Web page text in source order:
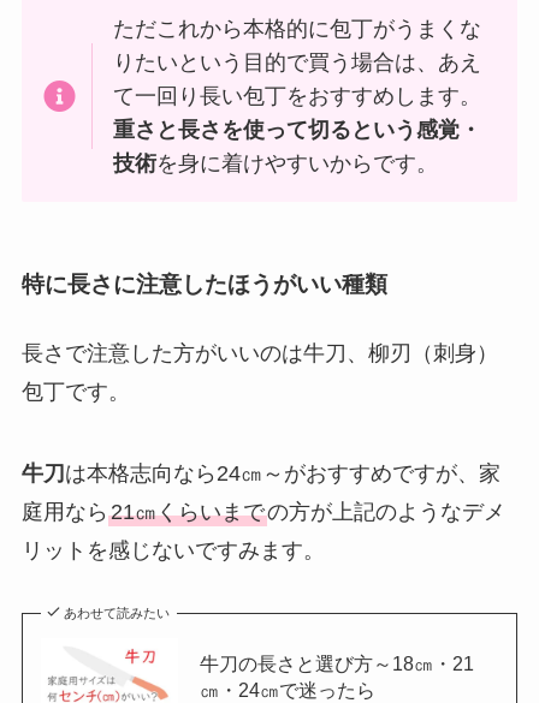
ただこれから本格的に包丁がうまくな
りたいという目的で買う場合は、あえ
て一回り長い包丁をおすすめします。
重さと長さを使って切るという感覚・
技術を身に着けやすいからです。
特に長さに注意したほうがいい種類
長さで注意した方がいいのは牛刀、柳刃（刺身）
包丁です。
牛刀 は本格志向なら24㎝～がおすすめですが、家
庭用なら 21㎝くらいまでの方が上記のようなデメ
リットを感じないですみます。
あわせて読みたい
牛刀の長さと選び方～18㎝・21
㎝・24㎝で迷ったら